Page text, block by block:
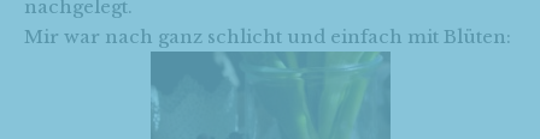
nachgelegt.
Mir war nach ganz schlicht und einfach mit Blüten: